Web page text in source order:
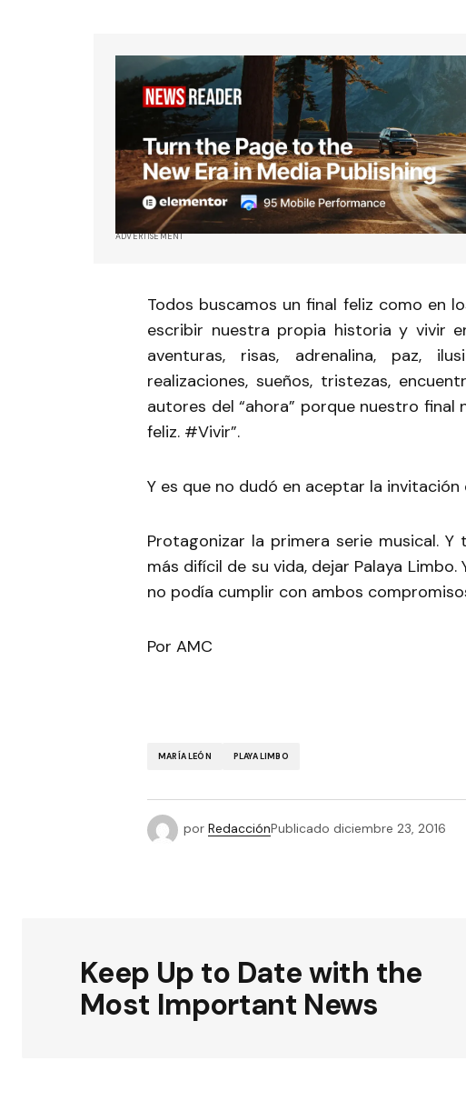
ADVERTISEMENT
Todos buscamos un final feliz como en
escribir nuestra propia historia y vivir
aventuras, risas, adrenalina, paz,
realizaciones, sueños, tristezas,
autores del “ahora” porque nuestro
feliz. #Vivir”.
Y es que no dudó en aceptar la
Protagonizar la primera serie musical.
más difícil de su vida, dejar Palaya
no podía cumplir con ambos
Por AMC
MARÍA LEÓN PLAYA LIMBO
por RedacciónPublicado diciembre 23, 2016
Keep Up to Date with the
Most Important News